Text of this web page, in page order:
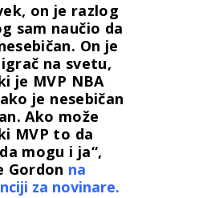
on je razlog
sam naučio da
On je
na svetu,
je MVP NBA
je nesebičan
Ako može
MVP to da
mogu i ja“,
Gordon na
za novinare.